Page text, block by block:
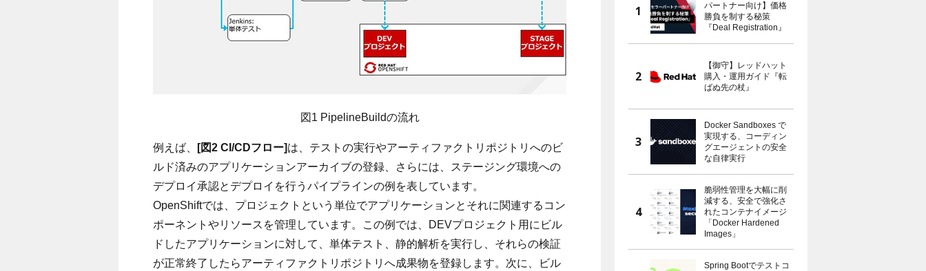
図1 PipelineBuildの流れ
例えば、 [図2 CI/CDフロー]は、テストの実行やアーティファクトリポジトリへのビ
ルド済みのアプリケーションアーカイブの登録、さらには、ステージング環境への
デプロイ承認とデプロイを行うパイプラインの例を表しています。
OpenShiftでは、プロジェクトという単位でアプリケーションとそれに関連するコン
ポーネントやリソースを管理しています。この例では、DEVプロジェクト用にビル
ドしたアプリケーションに対して、単体テスト、静的解析を実行し、それらの検証
が正常終了したらアーティファクトリポジトリへ成果物を登録します。次に、ビル
パートナー向け】価格
勝負を制する秘策
『Deal Registration』
【御守】レッドハット
購入・運用ガイド『転
ばぬ先の杖』
Docker Sandboxes で
実現する、コーディン
グエージェントの安全
な自律実行
脆弱性管理を大幅に削
減する、安全で強化さ
れたコンテナイメージ
「Docker Hardened
Images」
Spring Bootでテストコ